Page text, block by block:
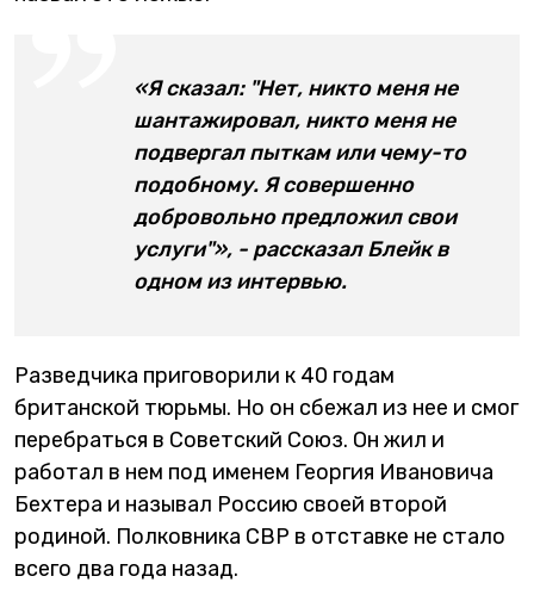
«Я сказал: "Нет, никто меня не
шантажировал, никто меня не
подвергал пыткам или чему-то
подобному. Я совершенно
добровольно предложил свои
услуги"», - рассказал Блейк в
одном из интервью.
Разведчика приговорили к 40 годам
британской тюрьмы. Но он сбежал из нее и смог
перебраться в Советский Союз. Он жил и
работал в нем под именем Георгия Ивановича
Бехтера и называл Россию своей второй
родиной. Полковника СВР в отставке не стало
всего два года назад.